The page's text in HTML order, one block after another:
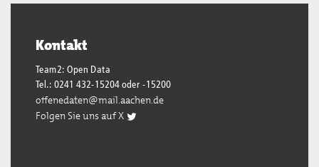
Kontakt
Team2: Open Data
Tel.: 0241 432-15204 oder -15200
offenedaten@mail.aachen.de
Folgen Sie uns auf X